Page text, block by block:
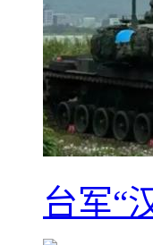
台军“